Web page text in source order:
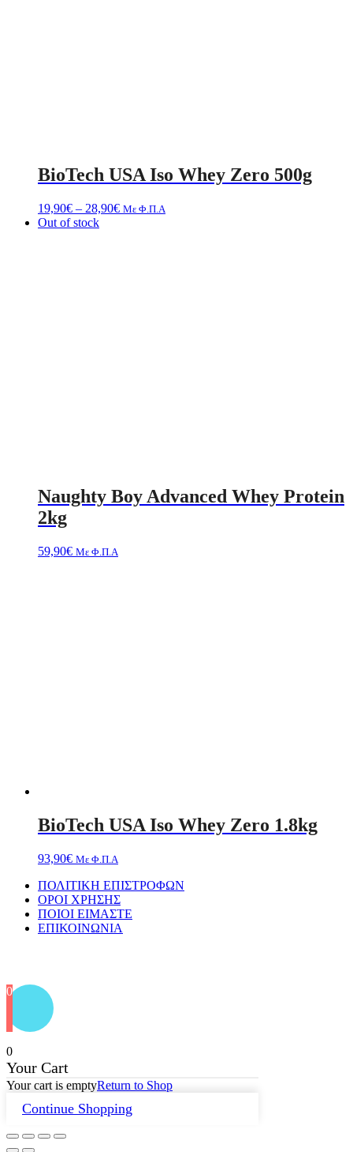
BioTech USA Iso Whey Zero 500g
19,90€ – 28,90€Price
Με Φ.Π.Α
Out of stock
Naughty Boy Advanced Whey Protein
2kg
59,90€ Με Φ.Π.Α
BioTech USA Iso Whey Zero 1.8kg
93,90€ Με Φ.Π.Α
ΠΟΛΙΤΙΚΗ ΕΠΙΣΤΡΟΦΩΝ
ΟΡΟΙ ΧΡΗΣΗΣ
ΠΟΙΟΙ ΕΙΜΑΣΤΕ
ΕΠΙΚΟΙΝΩΝΙΑ
0
0
Your Cart
Your cart is emptyReturn to Shop
Continue Shopping